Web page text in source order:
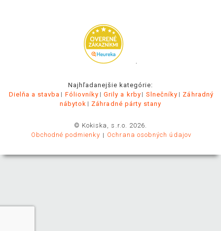
.
Najhľadanejšie kategórie:
Dielňa a stavba
Fóliovníky Grily a krby Slnečníky
Záhradný
nábytok
Záhradné párty stany
© Kokiska, s.r.o. 2026.
Obchodné podmienky
Ochrana osobných údajov